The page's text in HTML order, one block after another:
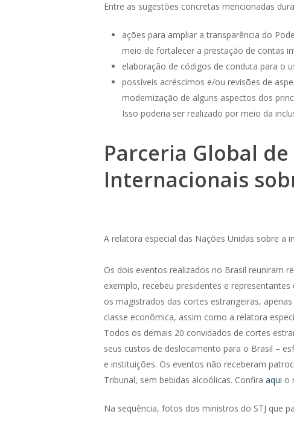
Entre as sugestões concretas mencionadas
ações para ampliar a transparência do
meio de fortalecer a prestação de contas
elaboração de códigos de conduta para o
possíveis acréscimos e/ou revisões de
modernização de alguns aspectos dos
Isso poderia ser realizado por meio da
Parceria Global
Internacionais
A relatora especial das Nações Unidas sobre a
Os dois eventos realizados no Brasil reuniram
exemplo, recebeu presidentes e
os magistrados das cortes estrangeiras,
classe econômica, assim como a relatora
Todos os demais 20 convidados de cortes
seus custos de deslocamento para o Brasil –
e instituições. Os eventos não receberam
Tribunal, sem bebidas alcoólicas. Confira aqui o
Na sequência, fotos dos ministros do STJ que